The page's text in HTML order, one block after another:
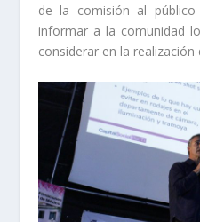
de la comisión al
informar a la comunidad
considerar en la